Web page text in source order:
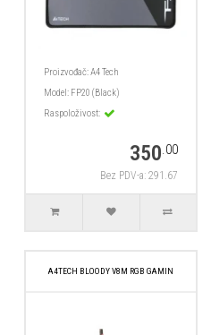
Proizvođač:A4 Tech
Model: FP20 (Black)
Raspoloživost:
350.00
Bez PDV-a: 291.67
A4TECH BLOODY V8M RGB GAMIN